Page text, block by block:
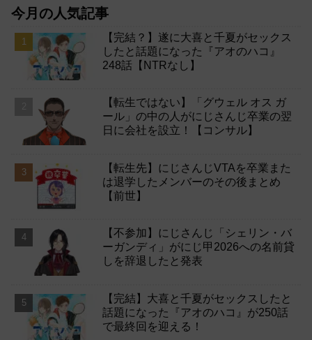
今月の人気記事
【完結？】遂に大喜と千夏がセックス
したと話題になった『アオのハコ』
248話【NTRなし】
【転生ではない】「グウェル オス ガ
ール」の中の人がにじさんじ卒業の翌
日に会社を設立！【コンサル】
【転生先】にじさんじVTAを卒業また
は退学したメンバーのその後まとめ
【前世】
【不参加】にじさんじ「シェリン・バ
ーガンディ」がにじ甲2026への名前貸
しを辞退したと発表
【完結】大喜と千夏がセックスしたと
話題になった『アオのハコ』が250話
で最終回を迎える！